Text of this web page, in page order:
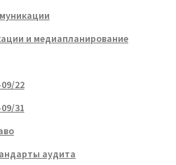
и медиапланирование
22
31
аудита